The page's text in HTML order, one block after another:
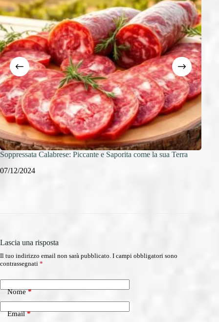
Soppressata Calabrese: Piccante e Saporita come la sua Terra
07/12/2024
Lascia una risposta
Il tuo indirizzo email non sarà pubblicato. I campi obbligatori sono
contrassegnati *
Nome*
Email*